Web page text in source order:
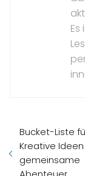
Es
Bucket-Liste
Kreative
gemeinsame